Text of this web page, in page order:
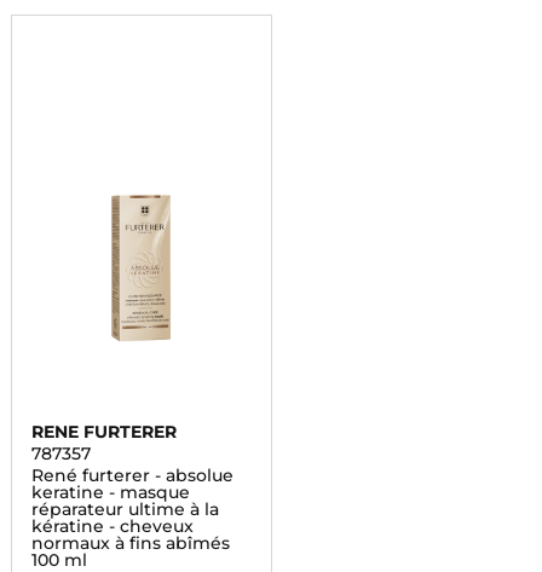
RENE FURTERER
787357
René furterer - absolue
keratine - masque
réparateur ultime à la
kératine - cheveux
normaux à fins abîmés
100 ml